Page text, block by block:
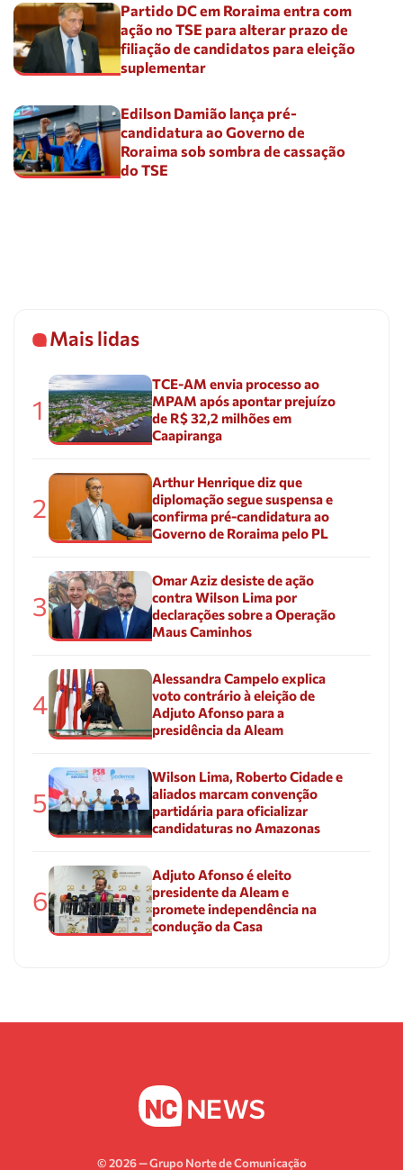
Partido DC em Roraima entra com
ação no TSE para alterar prazo de
filiação de candidatos para eleição
suplementar
Edilson Damião lança pré-
candidatura ao Governo de
Roraima sob sombra de cassação
do TSE
Mais lidas
1
TCE-AM envia processo ao
MPAM após apontar prejuízo
de R$ 32,2 milhões em
Caapiranga
2
Arthur Henrique diz que
diplomação segue suspensa e
confirma pré-candidatura ao
Governo de Roraima pelo PL
3
Omar Aziz desiste de ação
contra Wilson Lima por
declarações sobre a Operação
Maus Caminhos
4
Alessandra Campelo explica
voto contrário à eleição de
Adjuto Afonso para a
presidência da Aleam
5
Wilson Lima, Roberto Cidade e
aliados marcam convenção
partidária para oficializar
candidaturas no Amazonas
6
Adjuto Afonso é eleito
presidente da Aleam e
promete independência na
condução da Casa
© 2026 — Grupo Norte de Comunicação